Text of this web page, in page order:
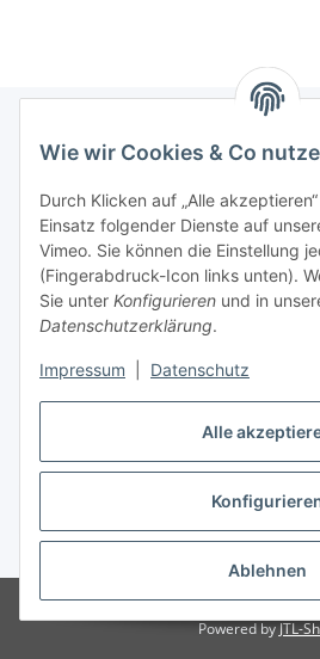
Alle
Ablehnen
Wie wir Cookies & Co
Durch Klicken auf „Alle
Einsatz folgender Dienste auf
Vimeo. Sie können die Einstellung
(Fingerabdruck-Icon links unten).
Sie unter Konfigurieren und in
Datenschutzerklärung.
Impressum Datenschutz
Gesetzliche Informationen
Starke Marken
GARTLER
Vertrag
* Alle Preise inkl. gesetzlicher USt., zzgl.
© Weixelbaumer
Powered byJTL-